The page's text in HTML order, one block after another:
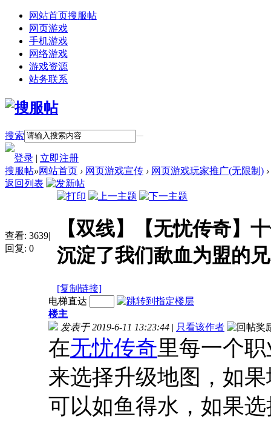
网站首页搜服帖
网页游戏
手机游戏
网络游戏
游戏资源
站务联系
搜索
登录 | 立即注册
搜服帖»网站首页 › 网页游戏宣传 › 网页游戏玩家推广(无限制) ›
返回列表
查看: 3639|
回复: 0
【双线】【无忧传奇】
沉淀了我们歃血为盟的
[复制链接]
电梯直达
楼主
发表于 2019-6-11 13:23:44 | 只看该作者
在无忧传奇里每一个
来选择升级地图，如
可以如鱼得水，如果